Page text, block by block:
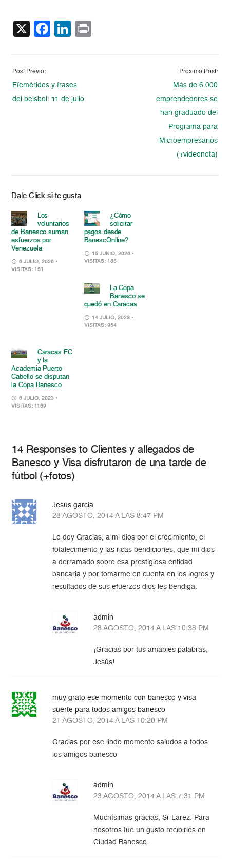
X Facebook
LinkedIn
Post Previo:
Efemérides y frases
del beisbol: 11 de julio
Proximo Post:
Más de 6.000
emprendedores se
han graduado del
Programa para
Microempresarios
(+videonota)
Dale Click si te gusta
Los
voluntarios
de Banesco suman
esfuerzos por
Venezuela
6 JULIO, 2026 •
VISITAS: 151
¿Cómo
solicitar
pagos desde
BanescOnline?
15 JUNIO, 2026 •
VISITAS: 185
La Copa
Banesco se
quedó en Caracas
14 JULIO, 2023 •
VISITAS: 954
Caracas FC
y la
Academia Puerto
Cabello se disputan
la Copa Banesco
6 JULIO, 2023 •
VISITAS: 1169
14 Responses to Clientes y allegados de
Banesco y Visa disfrutaron de una tarde de
fútbol (+fotos)
Jesus garcia
28 AGOSTO, 2014 A LAS 8:47 PM
Le doy Gracias, a mi dios por el crecimiento, el
fotalecimiento y las ricas bendiciones, que mi dios
a derramado sobre esa prestigiosa entidad
bancaria y por tomarme en cuenta en los logros y
resultados de sus efuerzos dios les bendiga.
admin
28 AGOSTO, 2014 A LAS 10:38 PM
¡Gracias por tus amables palabras,
Jesús!
muy grato ese momento con banesco y visa
suerte para todos amigos banesco
21 AGOSTO, 2014 A LAS 10:20 PM
Gracias por ese lindo momento saludos a todos
los amigos banesco
admin
23 AGOSTO, 2014 A LAS 7:31 PM
Muchísimas gracias, Sr Larez. Para
nosotros fue un gusto recibirles en
Ciudad Banesco.